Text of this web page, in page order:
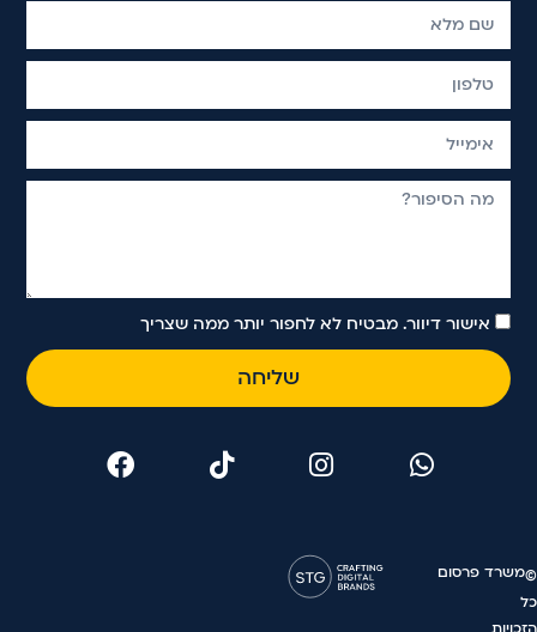
אישור דיוור. מבטיח לא לחפור יותר ממה שצריך
שליחה
©
כל
משרד פרסום